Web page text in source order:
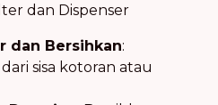
dan Dispenser
dan Bersihkan:
sisa kotoran atau